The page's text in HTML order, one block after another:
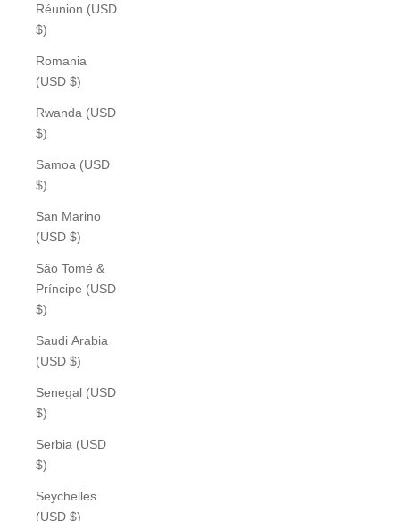
Réunion (USD
$)
Romania
(USD $)
Rwanda (USD
$)
Samoa (USD
$)
San Marino
(USD $)
São Tomé &
Príncipe (USD
$)
Saudi Arabia
(USD $)
Senegal (USD
$)
Serbia (USD
$)
Seychelles
(USD $)